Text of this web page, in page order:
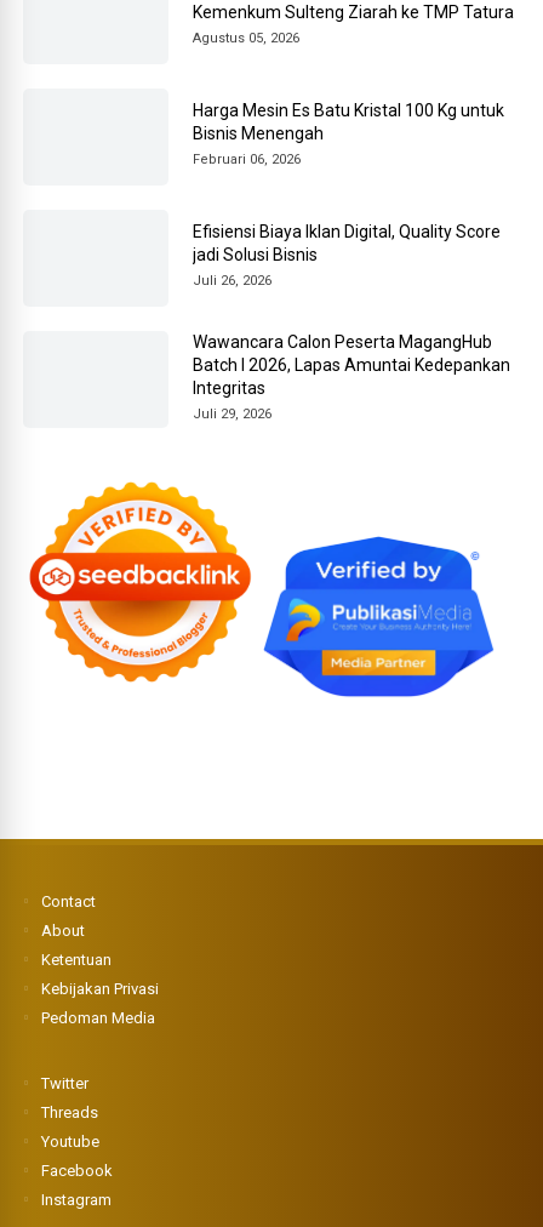
Kemenkum Sulteng Ziarah ke TMP Tatura
Agustus 05, 2026
Harga Mesin Es Batu Kristal 100 Kg untuk
Bisnis Menengah
Februari 06, 2026
Efisiensi Biaya Iklan Digital, Quality Score
jadi Solusi Bisnis
Juli 26, 2026
Wawancara Calon Peserta MagangHub
Batch I 2026, Lapas Amuntai Kedepankan
Integritas
Juli 29, 2026
Contact
About
Ketentuan
Kebijakan Privasi
Pedoman Media
Twitter
Threads
Youtube
Facebook
Instagram